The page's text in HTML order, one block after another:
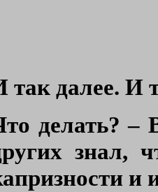
так далее. И
делать? –
знал,
и